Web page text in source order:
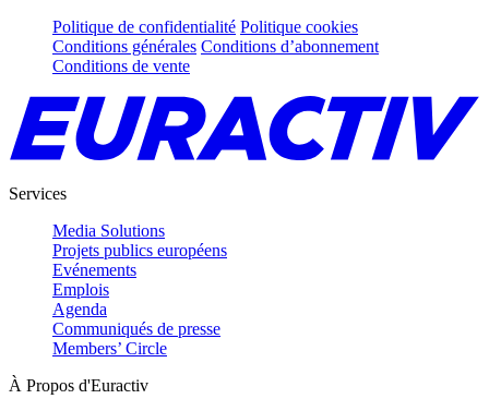
Politique de confidentialité Politique cookies
Conditions générales Conditions d’abonnement
Conditions de vente
Services
Media Solutions
Projets publics européens
Evénements
Emplois
Agenda
Communiqués de presse
Members’ Circle
À Propos d'Euractiv